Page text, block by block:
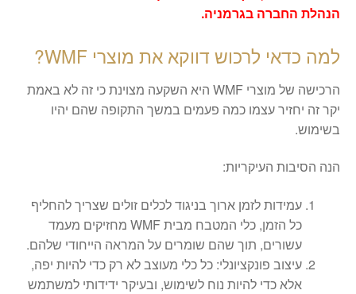
הנהלת החברה בגרמניה.
​למה כדאי לרכוש דווקא את מוצרי WMF?
​הרכישה של מוצרי WMF היא השקעה מצוינת כי זה לא באמת
יקר זה יחזיר עצמו כמה פעמים במשך התקופה שהם יהיו
בשימוש.
הנה הסיבות העיקריות:
​עמידות לזמן ארוך בניגוד לכלים זולים שצריך להחליף
כל הזמן, כלי המטבח מבית WMF מחזיקים מעמד
עשורים, תוך שהם שומרים על המראה הייחודי שלהם.
​עיצוב פונקציונלי: כל כלי מעוצב לא רק כדי להיות יפה,
אלא כדי להיות נוח לשימוש, ובעיקר ידידותי למשתמש